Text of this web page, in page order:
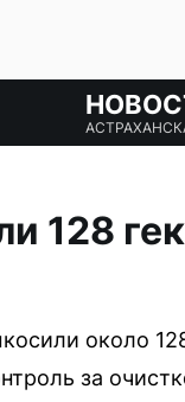
128
около
за